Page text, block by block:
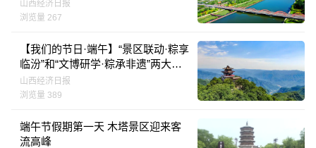
山西经济日报
浏览量 267
【我们的节日·端午】“景区联动·粽享
临汾”和“文博研学·粽承非遗”两大板
块互动 “粽韵端午·乐游临汾”系列活
动多点开花
山西经济日报
浏览量 389
端午节假期第一天 木塔景区迎来客
流高峰